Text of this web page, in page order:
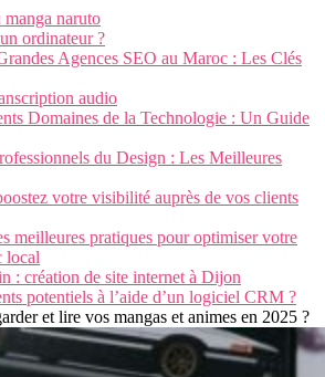
naruto
ordinateur ?
Agences SEO au Maroc : Les Clés
audio
Domaines de la Technologie : Un Guide
du Design : Les Meilleures
votre visibilité auprès de vos clients
meilleures pratiques pour optimiser votre
local
: création de site internet à Dijon
potentiels à l’aide d’un logiciel CRM ?
et lire vos mangas et animes en 2025 ?